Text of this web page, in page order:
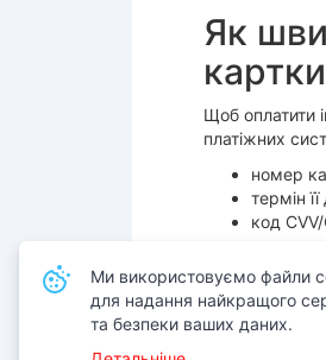
Як
картки
Щоб оплатити
платіжних
номер
термін її
код
А щоб
момент
процес
Portmone —
Ми використовуємо файли
для надання найкращого
та безпеки ваших даних.